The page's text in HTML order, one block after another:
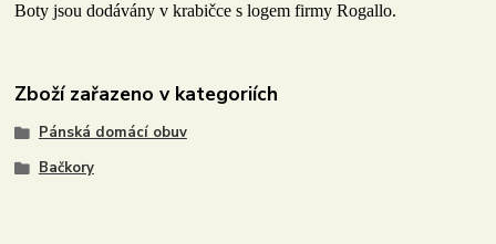
Boty jsou dodávány v krabičce s logem firmy Rogallo.
Zboží zařazeno v kategoriích
Pánská domácí obuv
Bačkory